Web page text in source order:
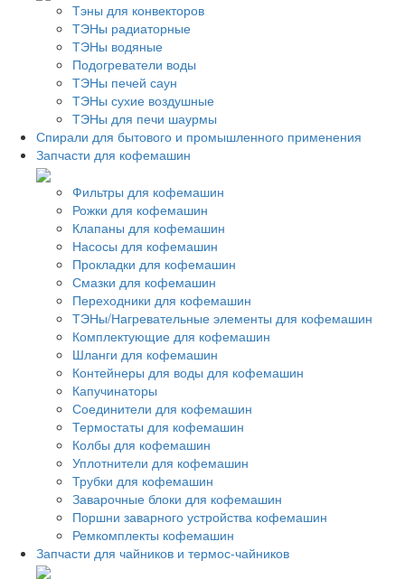
Тэны для конвекторов
ТЭНы радиаторные
ТЭНы водяные
Подогреватели воды
ТЭНы печей саун
ТЭНы сухие воздушные
ТЭНы для печи шаурмы
Спирали для бытового и промышленного применения
Запчасти для кофемашин
Фильтры для кофемашин
Рожки для кофемашин
Клапаны для кофемашин
Насосы для кофемашин
Прокладки для кофемашин
Смазки для кофемашин
Переходники для кофемашин
ТЭНы/Нагревательные элементы для кофемашин
Комплектующие для кофемашин
Шланги для кофемашин
Контейнеры для воды для кофемашин
Капучинаторы
Соединители для кофемашин
Термостаты для кофемашин
Колбы для кофемашин
Уплотнители для кофемашин
Трубки для кофемашин
Заварочные блоки для кофемашин
Поршни заварного устройства кофемашин
Ремкомплекты кофемашин
Запчасти для чайников и термос-чайников